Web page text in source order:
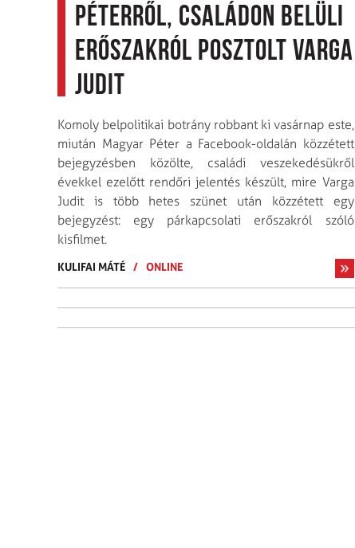
Péterről, családon belüli
erőszakról posztolt Varga
Judit
Komoly belpolitikai botrány robbant ki vasárnap este,
miután Magyar Péter a Facebook-oldalán közzétett
bejegyzésben közölte, családi veszekedésükről
évekkel ezelőtt rendőri jelentés készült, mire Varga
Judit is több hetes szünet után közzétett egy
bejegyzést: egy párkapcsolati erőszakról szóló
kisfilmet.
KULIFAI MÁTÉ / ONLINE